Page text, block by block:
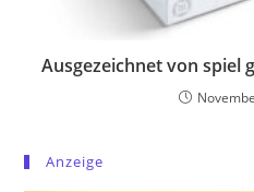
Ausgezeichnet von spiel
Anzeige